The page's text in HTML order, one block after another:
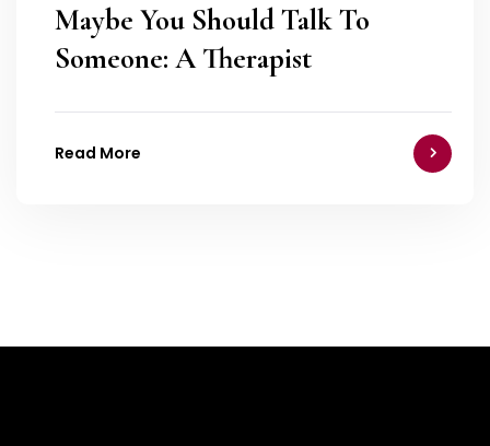
Maybe You Should Talk To
Someone: A Therapist
Read More